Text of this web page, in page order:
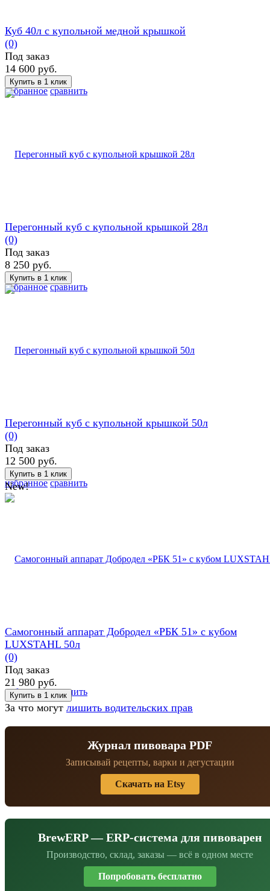
избранное сравнить
Куб 40л с купольной медной крышкой
(0)
Под заказ
14 600 руб.
избранное сравнить
Перегонный куб с купольной крышкой 28л
(0)
Под заказ
8 250 руб.
избранное сравнить
Перегонный куб с купольной крышкой 50л
(0)
Под заказ
12 500 руб.
New!
избранное сравнить
Самогонный аппарат Добродел «РБК 51» с кубом
LUXSTAHL 50л
(0)
Под заказ
21 980 руб.
За что могут лишить водительских прав
Журнал пивовара PDF
Записывай рецепты, варки и дегустации
Скачать на Etsy
BrewERP — ERP-система для пивоварен
Производство, склад, заказы — всё в одном месте
Попробовать бесплатно